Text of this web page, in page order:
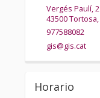
Vergés Paulí, 2
43500Tortosa,
977588082
gis@gis.cat
Horario